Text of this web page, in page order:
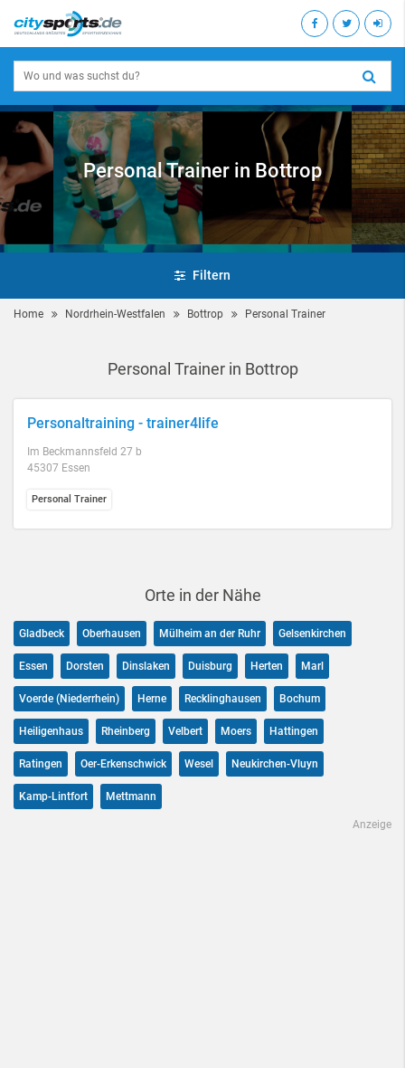
Personal Trainer in Bottrop
Filtern
Home Nordrhein-Westfalen Bottrop Personal Trainer
Personal Trainer in Bottrop
Personaltraining - trainer4life
Im Beckmannsfeld 27 b
45307 Essen
Personal Trainer
Orte in der Nähe
Gladbeck Oberhausen Mülheim an der Ruhr Gelsenkirchen
Essen Dorsten Dinslaken Duisburg Herten Marl
Voerde (Niederrhein) Herne Recklinghausen Bochum
Heiligenhaus Rheinberg Velbert Moers Hattingen
Ratingen Oer-Erkenschwick Wesel Neukirchen-Vluyn
Kamp-Lintfort Mettmann
Anzeige